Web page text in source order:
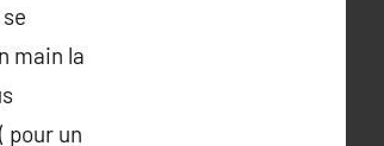
main la
pour un